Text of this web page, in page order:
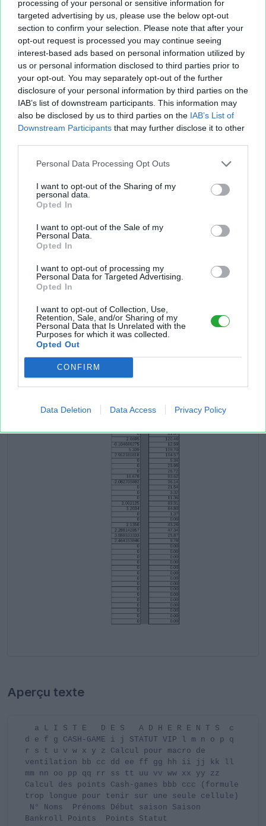
processing of your personal or sensitive information for
targeted advertising by us, please use the below opt-out
section to confirm your selection. Please note that after your
opt-out request is processed you may continue seeing
interest-based ads based on personal information utilized by
us or personal information disclosed to third parties prior to
your opt-out. You may separately opt-out of the further
disclosure of your personal information by third parties on the
IAB’s list of downstream participants. This information may
also be disclosed by us to third parties on the IAB’s List of
Downstream Participants that may further disclose it to other
Personal Data Processing Opt Outs
I want to opt-out of the Sharing of my
personal data.
Opted In
I want to opt-out of the Sale of my
Personal Data.
Opted In
I want to opt-out of processing my
Personal Data for Targeted Advertising.
Opted In
I want to opt-out of Collection, Use,
Retention, Sale, and/or Sharing of my
Personal Data that Is Unrelated with the
Purposes for which it was collected.
Opted Out
CONFIRM
Data Deletion Data Access Privacy Policy
Aperçu texte